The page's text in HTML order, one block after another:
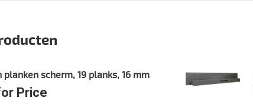
planken scherm, 19 planks, 16 mm
Price